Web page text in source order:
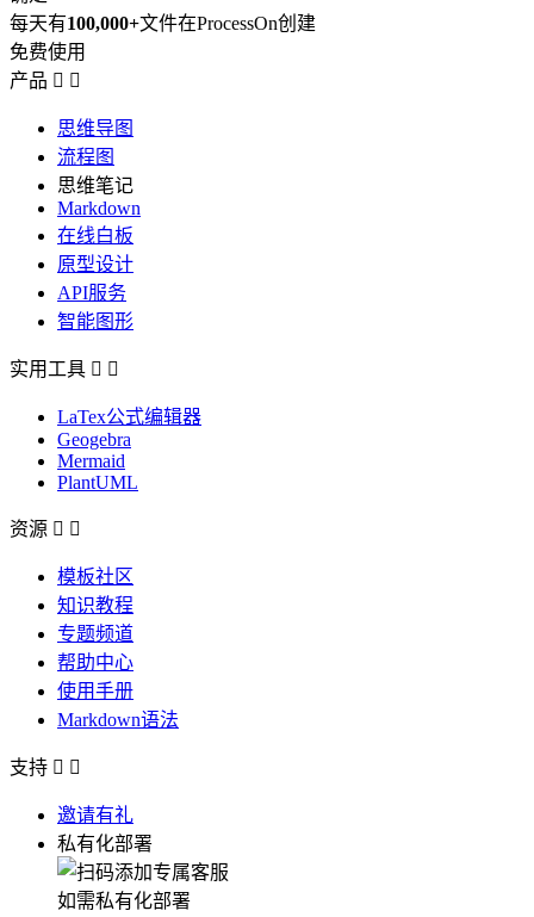
每天有100,000+文件在ProcessOn创建
免费使用
产品  
思维导图
流程图
思维笔记
Markdown
在线白板
原型设计
API服务
智能图形
实用工具  
LaTex公式编辑器
Geogebra
Mermaid
PlantUML
资源  
模板社区
知识教程
专题频道
帮助中心
使用手册
Markdown语法
支持  
邀请有礼
私有化部署
如需私有化部署